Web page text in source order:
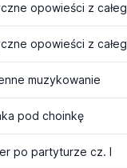
opowieści z
opowieści z
muzykowanie
pod choinkę
po partyturze cz. I